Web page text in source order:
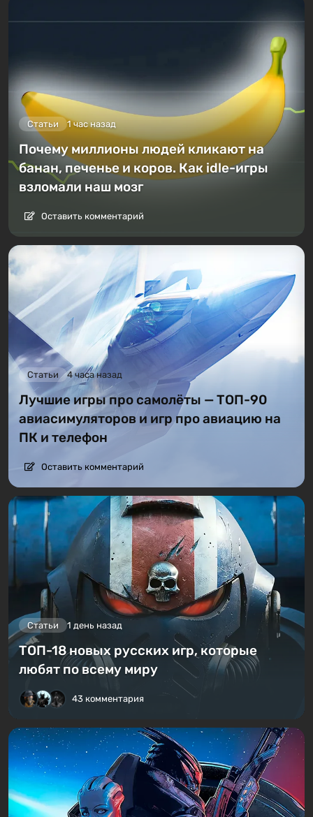
Статьи 1 час назад
Почему миллионы людей кликают на
банан, печенье и коров. Как idle-игры
взломали наш мозг
Оставить комментарий
Статьи 4 часа назад
Лучшие игры про самолёты — ТОП-90
авиасимуляторов и игр про авиацию на
ПК и телефон
Оставить комментарий
Статьи 1 день назад
ТОП-18 новых русских игр, которые
любят по всему миру
43 комментария